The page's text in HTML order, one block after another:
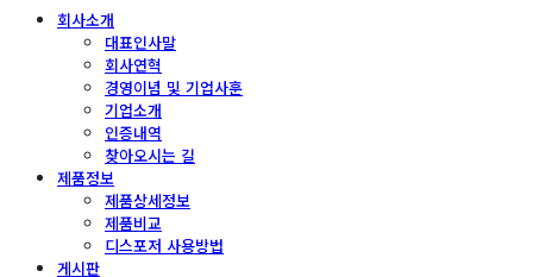
회사소개
대표인사말
회사연혁
경영이념 및 기업사훈
기업소개
인증내역
찾아오시는 길
제품정보
제품상세정보
제품비교
디스포저 사용방법
게시판